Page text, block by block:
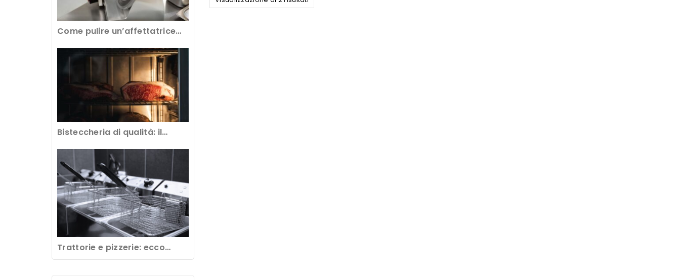
Come pulire un’affettatrice
perfetti
Bisteccheria di qualità: il
carne
Trattorie e pizzerie: ecco
come pulire una friggitrice
professionale